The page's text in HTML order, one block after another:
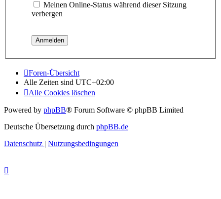
Meinen Online-Status während dieser Sitzung
verbergen
Foren-Übersicht
Alle Zeiten sind UTC+02:00
Alle Cookies löschen
Powered by phpBB® Forum Software © phpBB Limited
Deutsche Übersetzung durch phpBB.de
Datenschutz | Nutzungsbedingungen